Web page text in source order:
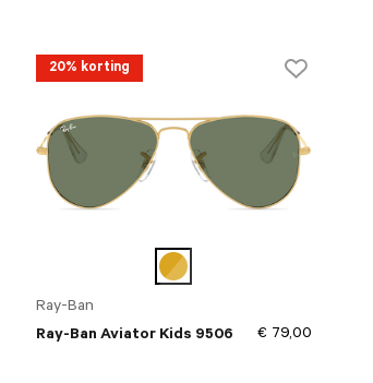
20% korting
Ray-Ban
Ray-Ban Aviator Kids 9506
€ 79,00